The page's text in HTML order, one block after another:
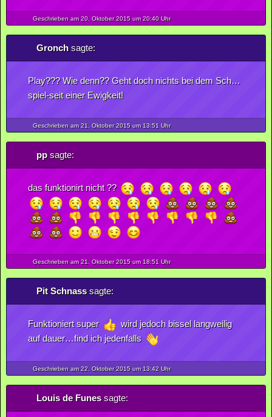
Geschrieben am 20. Oktober2015um 20:40 Uhr
Gronchsagte:
Play??? Wie denn?? Geht doch nichts bei dem Sch…
spiel-seit einer Ewigkeit!
Geschrieben am 21. Oktober2015um 13:51 Uhr
ppsagte:
das funktionirt nicht ??
Geschrieben am 21. Oktober2015um 18:51 Uhr
Pit Schnasssagte:
Funktioniert super
wird jedoch bissel langweilig
auf dauer…find ich jedenfalls
Geschrieben am 22. Oktober2015um 13:42 Uhr
Louis de Funessagte: